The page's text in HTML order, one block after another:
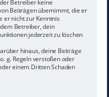
Betreiber keine
Beiträgen übernimmt, die er
er nicht zur Kenntnis
Betreiber, dein
jederzeit zu löschen
hinaus, deine Beiträge
g. Regeln verstoßen oder
einem Dritten Schaden